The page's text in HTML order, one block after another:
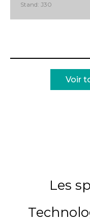
Stand: J30
Voir
Les